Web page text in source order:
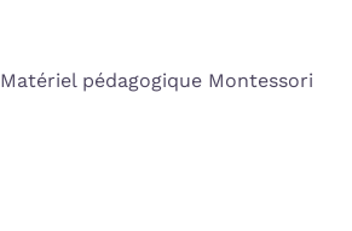
Matériel pédagogique Montessori